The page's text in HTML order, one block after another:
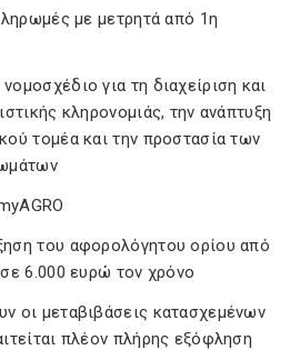
με μετρητά από 1η
για τη διαχείριση και
κληρονομιάς, την ανάπτυξη
τομέα και την προστασία των
του αφορολόγητου ορίου από
6.000 ευρώ τον χρόνο
οι μεταβιβάσεις κατασχεμένων
πλέον πλήρης εξόφληση